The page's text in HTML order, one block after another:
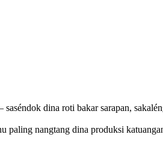
dina roti bakar sarapan,
paling nangtang dina produksi